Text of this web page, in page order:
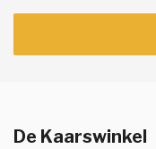
De Kaarswinkel